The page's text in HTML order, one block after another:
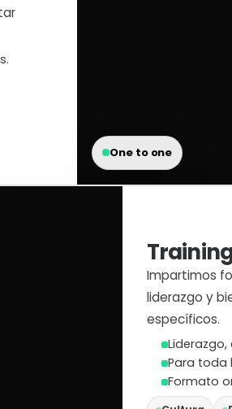
One to one
Impartimos
liderazgo y
específicos.
Para toda
Formato